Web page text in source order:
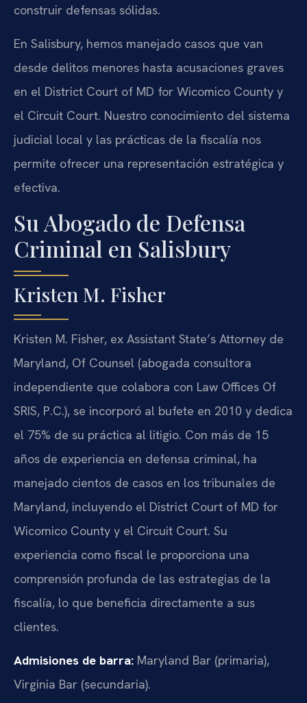
construir defensas sólidas.
En Salisbury, hemos manejado casos que van
desde delitos menores hasta acusaciones graves
en el District Court of MD for Wicomico County y
el Circuit Court. Nuestro conocimiento del sistema
judicial local y las prácticas de la fiscalía nos
permite ofrecer una representación estratégica y
efectiva.
Su Abogado de Defensa
Criminal en Salisbury
Kristen M. Fisher
Kristen M. Fisher, ex Assistant State’s Attorney de
Maryland, Of Counsel (abogada consultora
independiente que colabora con Law Offices Of
SRIS, P.C.), se incorporó al bufete en 2010 y dedica
el 75% de su práctica al litigio. Con más de 15
años de experiencia en defensa criminal, ha
manejado cientos de casos en los tribunales de
Maryland, incluyendo el District Court of MD for
Wicomico County y el Circuit Court. Su
experiencia como fiscal le proporciona una
comprensión profunda de las estrategias de la
fiscalía, lo que beneficia directamente a sus
clientes.
Admisiones de barra: Maryland Bar (primaria),
Virginia Bar (secundaria).